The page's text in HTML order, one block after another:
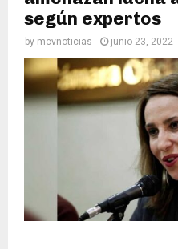
según expertos
by mcvnoticias junio 23, 2022